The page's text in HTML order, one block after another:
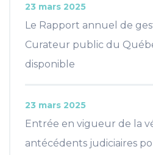
Le Rapport annuel de
Curateur public du
disponible
23 mars 2025
Entrée en vigueur de la
antécédents judiciaires
23 mars 2025